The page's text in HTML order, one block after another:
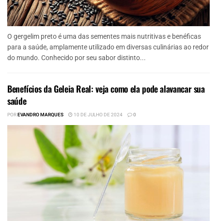
O gergelim preto é uma das sementes mais nutritivas e benéficas
para a saúde, amplamente utilizado em diversas culinárias ao redor
do mundo. Conhecido por seu sabor distinto...
Benefícios da Geleia Real: veja como ela pode alavancar sua
saúde
POREVANDRO MARQUES 10 DE JULHO DE 2024 0